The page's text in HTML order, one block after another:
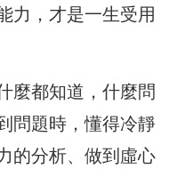
力，才是一生受用
麼都知道，什麼問
問題時，懂得冷靜
的分析、做到虛心